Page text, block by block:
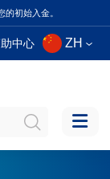
初始入金。
中心 ZH